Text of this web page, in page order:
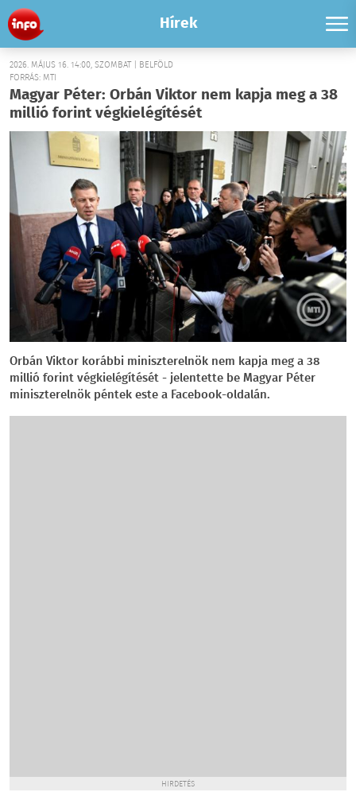
Hírek
2026. MÁJUS 16. 14:00, SZOMBAT | BELFÖLD
FORRÁS: MTI
Magyar Péter: Orbán Viktor nem kapja meg a 38
millió forint végkielégítését
Orbán Viktor korábbi miniszterelnök nem kapja meg a 38
millió forint végkielégítését - jelentette be Magyar Péter
miniszterelnök péntek este a Facebook-oldalán.
HIRDETÉS